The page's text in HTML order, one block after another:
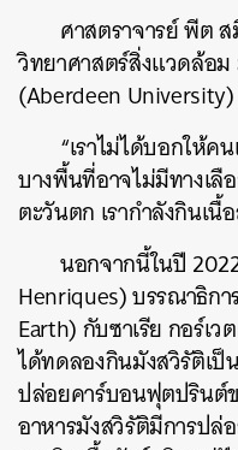
ศาสตราจารย์ พีต
วิทยาศาสตร์สิ่งแวดล้อ
(Aberdeen
“เราไม่ได้บอกให้ค
บางพื้นที่อาจไม่มีทางเลื
ตะวันตก เรากำลังกินเนื้
นอกจากนี้ในปี
Henriques) บรรณาธิกา
Earth) กับซาเรีย กอร์เ
ได้ทดลองกินมังสวิรัติเป็
ปล่อยคาร์บอนฟุตปรินต์
อาหารมังสวิรัติมีการปล่